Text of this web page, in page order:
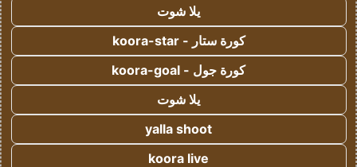
يلا شوت
كورة ستار - koora-star
كورة جول - koora-goal
يلا شوت
yalla shoot
koora live